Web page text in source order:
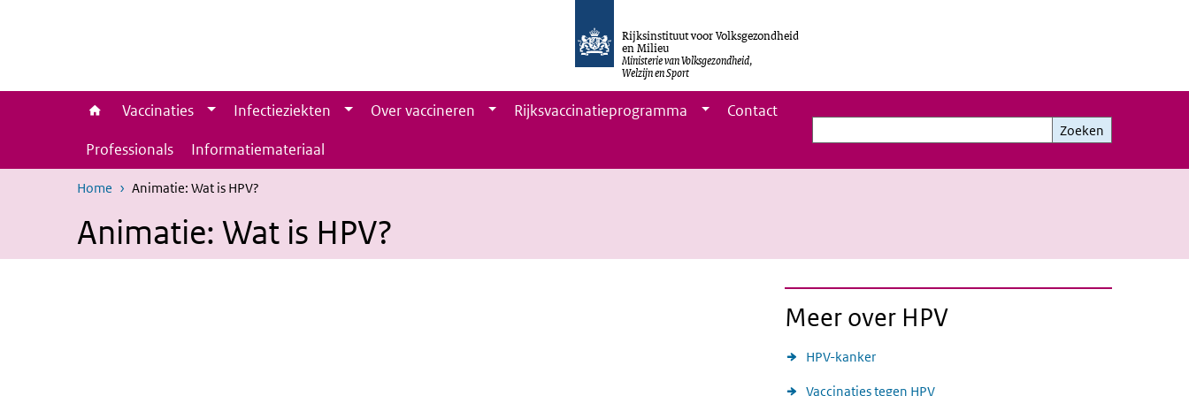
Rijksinstituut voor Volksgezondheid
en Milieu
Ministerie van Volksgezondheid,
Welzijn en Sport
Vaccinaties Infectieziekten Over vaccineren Rijksvaccinatieprogramma
Contact
Professionals
Informatiemateriaal
Zoeken
Zoeken
Home Animatie: Wat is HPV?
Animatie: Wat is HPV?
Meer over HPV
HPV-kanker
Vaccinaties tegen HPV